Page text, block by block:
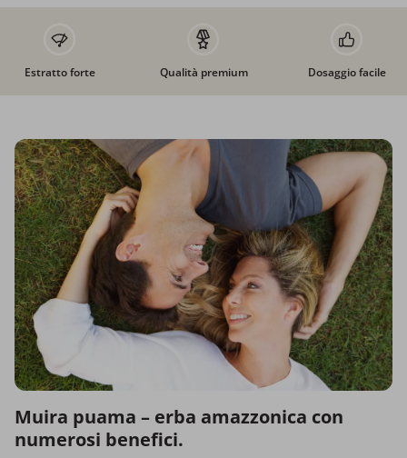
Estratto forte Qualità premium Dosaggio facile
Muira puama – erba amazzonica con
numerosi benefici.